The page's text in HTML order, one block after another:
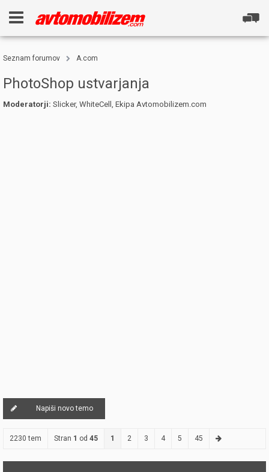
Seznam forumov A.com
PhotoShop ustvarjanja
Moderatorji: Slicker, WhiteCell , Ekipa Avtomobilizem.com
Napiši novo temo
2230 tem Stran 1 od 45 1 2 3 4 5 45